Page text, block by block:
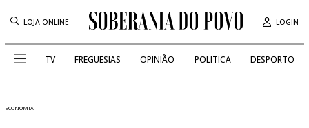
LOJA ONLINE LOGIN
TV FREGUESIAS OPINIÃO POLITICA DESPORTO
ECONOMIA